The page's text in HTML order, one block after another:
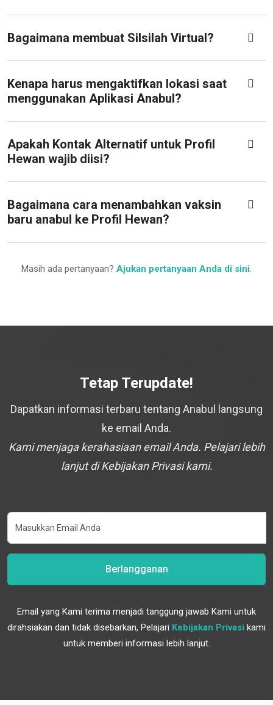
Bagaimana membuat Silsilah Virtual?
Kenapa harus mengaktifkan lokasi saat
menggunakan Aplikasi Anabul?
Apakah Kontak Alternatif untuk Profil
Hewan wajib diisi?
Bagaimana cara menambahkan vaksin
baru anabul ke Profil Hewan?
Masih ada pertanyaan? Ajukan pertanyaan Anda di sini.
Tetap Terupdate!
Dapatkan informasi terbaru tentang Anabul langsung
ke email Anda.
Kami menjaga kerahasiaan email Anda. Pelajari lebih
lanjut di Kebijakan Privasi kami.
Berlangganan
Email yang Kami terima menjadi tanggung jawab Kami untuk
dirahsiakan dan tidak disebarkan, Pelajari Kebijakan Privasi kami
untuk memberi informasi lebih lanjut.